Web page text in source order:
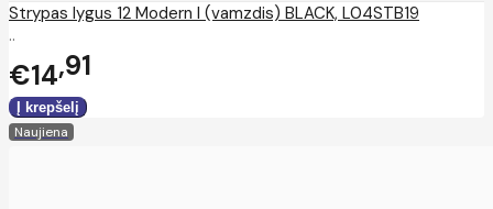
Strypas lygus 12 Modern I (vamzdis) BLACK, L04STB19
..
€14 91
Naujiena